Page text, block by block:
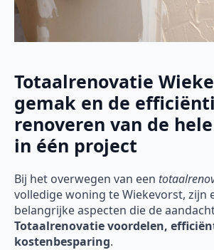
Totaalrenovatie
gemak en de
renoveren van de
in één project
Bij het overwegen van een
volledige woning te Wiekevorst, zijn
belangrijke aspecten die de
Totaalrenovatie voordelen,
kostenbesparing.